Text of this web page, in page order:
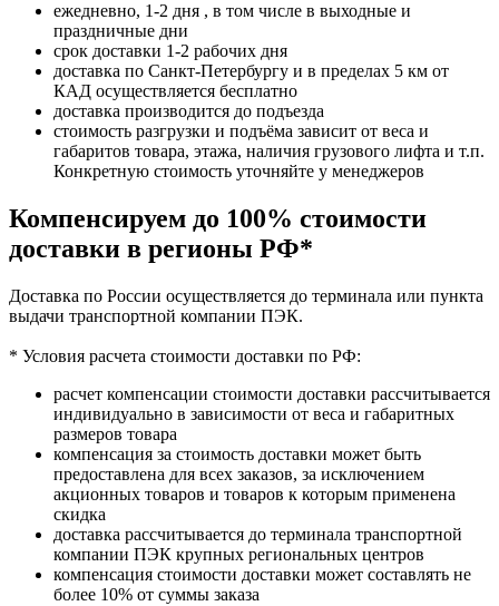
ежедневно, 1-2 дня , в том числе в выходные и
праздничные дни
срок доставки 1-2 рабочих дня
доставка по Санкт-Петербургу и в пределах 5 км от
КАД осуществляется бесплатно
доставка производится до подъезда
стоимость разгрузки и подъёма зависит от веса и
габаритов товара, этажа, наличия грузового лифта и т.п.
Конкретную стоимость уточняйте у менеджеров
Компенсируем до 100% стоимости
доставки в регионы РФ*
Доставка по России осуществляется до терминала или пункта
выдачи транспортной компании ПЭК.
* Условия расчета стоимости доставки по РФ:
расчет компенсации стоимости доставки рассчитывается
индивидуально в зависимости от веса и габаритных
размеров товара
компенсация за стоимость доставки может быть
предоставлена для всех заказов, за исключением
акционных товаров и товаров к которым применена
скидка
доставка рассчитывается до терминала транспортной
компании ПЭК крупных региональных центров
компенсация стоимости доставки может составлять не
более 10% от суммы заказа